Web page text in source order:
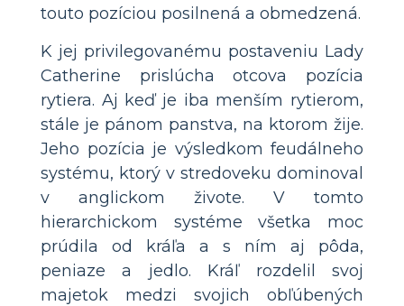
touto pozíciou posilnená a obmedzená.
K jej privilegovanému postaveniu Lady
Catherine prislúcha otcova pozícia
rytiera. Aj keď je iba menším rytierom,
stále je pánom panstva, na ktorom žije.
Jeho pozícia je výsledkom feudálneho
systému, ktorý v stredoveku dominoval
v anglickom živote. V tomto
hierarchickom systéme všetka moc
prúdila od kráľa a s ním aj pôda,
peniaze a jedlo. Kráľ rozdelil svoj
majetok medzi svojich obľúbených